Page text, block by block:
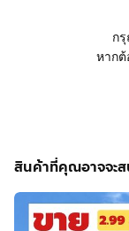
ก
หากต้
สินค้าที่คุณอาจจะส